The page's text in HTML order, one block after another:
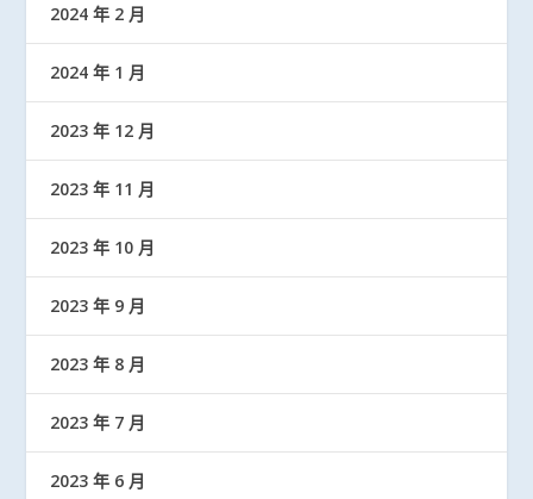
2024 年 2 月
2024 年 1 月
2023 年 12 月
2023 年 11 月
2023 年 10 月
2023 年 9 月
2023 年 8 月
2023 年 7 月
2023 年 6 月